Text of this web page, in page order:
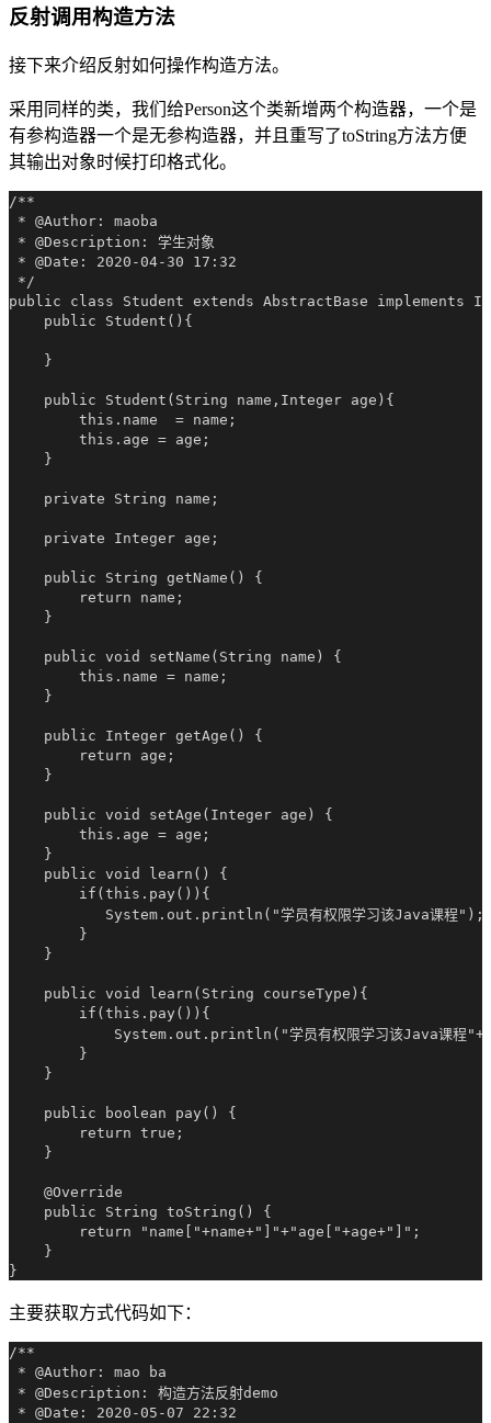
反射调用构造方法
接下来介绍反射如何操作构造方法。
采用同样的类，我们给Person这个类新增两个构造器，一个是
有参构造器一个是无参构造器，并且重写了toString方法方便
其输出对象时候打印格式化。
/**
* @Author: maoba
* @Description: 学生对象
* @Date: 2020-04-30 17:32
*/
public class Student extends AbstractBase implements
    public Student(){
    }
    public Student(String name,Integer age){
        this.name  = name;
        this.age = age;
    }
    private String name;
    private Integer age;
    public String getName() {
        return name;
    }
    public void setName(String name) {
        this.name = name;
    }
    public Integer getAge() {
        return age;
    }
    public void setAge(Integer age) {
        this.age = age;
    }
    public void learn() {
        if(this.pay()){
           System.out.println("学员有权限学习该Java课程");
        }
    }
    public void learn(String courseType){
        if(this.pay()){
System.out.println("学员有权限学习该Java课程
        }
    }
    public boolean pay() {
        return true;
    }
    @Override
    public String toString() {
        return "name["+name+"]"+"age["+age+"]";
    }
主要获取方式代码如下：
/**
* @Author: mao ba
* @Description: 构造方法反射demo
* @Date: 2020-05-07 22:32